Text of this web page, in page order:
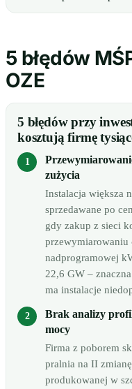
5 błędów
OZE
5 błędów przy
kosztują firmę
zużycia
Instalacja większa
sprzedawane po
gdy zakup z sieci
przewymiarowaniu
nadprogramowej
22,6 GW –
ma instalacje
Brak analizy
mocy
Firma z poborem
pralnia na II
produkowanej w